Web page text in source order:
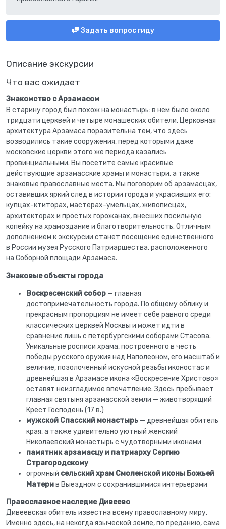
Описание экскурсии
Что вас ожидает
Знакомство с Арзамасом
В старину город был похож на монастырь: в нем было около
тридцати церквей и четыре монашеских обители. Церковная
архитектура Арзамаса поразительна тем, что здесь
возводились такие сооружения, перед которыми даже
московские церкви этого же периода казались
провинциальными. Вы посетите самые красивые
действующие арзамасские храмы и монастыри, а также
знаковые православные места. Мы поговорим об арзамасцах,
оставивших яркий след в истории города и украсивших его:
купцах-ктиторах, мастерах-умельцах, живописцах,
архитекторах и простых горожанах, внесших посильную
копейку на храмоздание и благотворительность. Отличным
дополнением к экскурсии станет посещение единственного
в России музея Русского Патриаршества, расположенного
на Соборной площади Арзамаса.
Знаковые объекты города
Воскресенский собор — главная
достопримечательность города. По общему облику и
прекрасным пропорциям не имеет себе равного среди
классических церквей Москвы и может идти в
сравнение лишь с петербургскими соборами Стасова.
Уникальные росписи храма, построенного в честь
победы русского оружия над Наполеоном, его масштаб и
величие, позолоченный искусной резьбы иконостас и
древнейшая в Арзамасе икона «Воскресение Христово»
оставят неизгладимое впечатление. Здесь пребывает
главная святыня арзамасской земли — животворящий
Крест Господень (17 в.)
мужской Спасский монастырь — древнейшая обитель
края, а также удивительно уютный женский
Николаевский монастырь с чудотворными иконами
памятник арзамасцу и патриарху Сергию
Страгородскому
огромный сельский храм Смоленской иконы Божьей
Материв Выездном с сохранившимися интерьерами
Православное наследие Дивеево
Дивеевская обитель известна всему православному миру.
Именно здесь, на некогда языческой земле, по преданию, сама
Задать вопрос гиду